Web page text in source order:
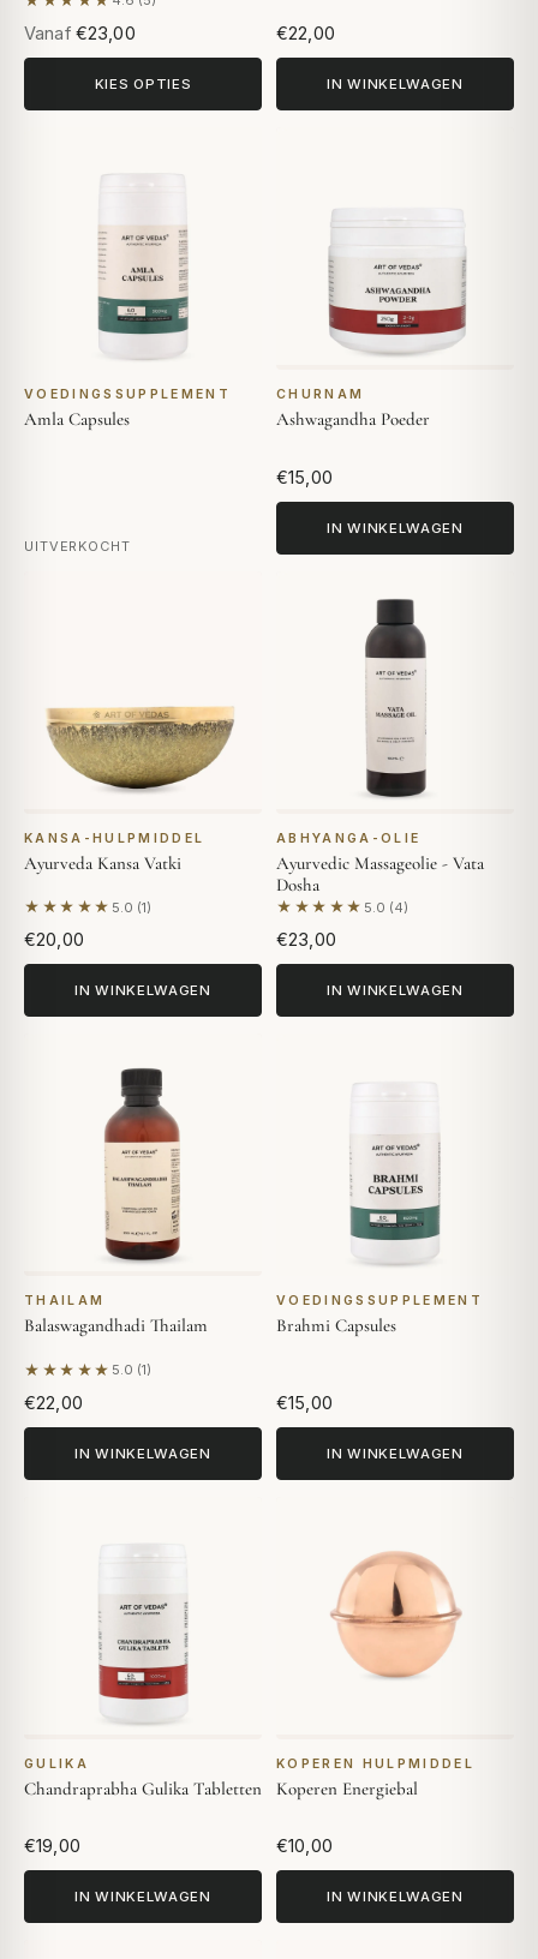
Gebaseerd op 5 beoordelingen
Vanaf €23,00
KIES OPTIES
€22,00
IN WINKELWAGEN
VOEDINGSSUPPLEMENT
Amla Capsules
UITVERKOCHT
CHURNAM
Ashwagandha Poeder
€15,00
IN WINKELWAGEN
KANSA-HULPMIDDEL
Ayurveda Kansa Vatki
★★★★★ 5.0 (1)
Gebaseerd op 1 beoordeling
€20,00
IN WINKELWAGEN
ABHYANGA-OLIE
Ayurvedic Massageolie - Vata
Dosha
★★★★★ 5.0 (4)
Gebaseerd op 4
€23,00
IN WINKELWAGEN
THAILAM
Balaswagandhadi Thailam
★★★★★ 5.0 (1)
Gebaseerd op 1 beoordeling
€22,00
IN WINKELWAGEN
VOEDINGSSUPPLEMENT
Brahmi Capsules
€15,00
IN WINKELWAGEN
GULIKA
Chandraprabha Gulika Tabletten
€19,00
IN WINKELWAGEN
KOPEREN HULPMIDDEL
Koperen Energiebal
€10,00
IN WINKELWAGEN